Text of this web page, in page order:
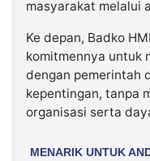
masyarakat melalui
Ke depan, Badko
komitmennya untuk
dengan pemerintah
kepentingan, tanpa
organisasi serta